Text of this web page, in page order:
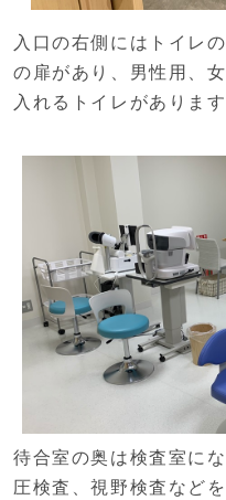
入口の右側にはトイレ
の扉があり、男性用、
入れるトイレがあります
待合室の奥は検査室に
圧検査、視野検査などを